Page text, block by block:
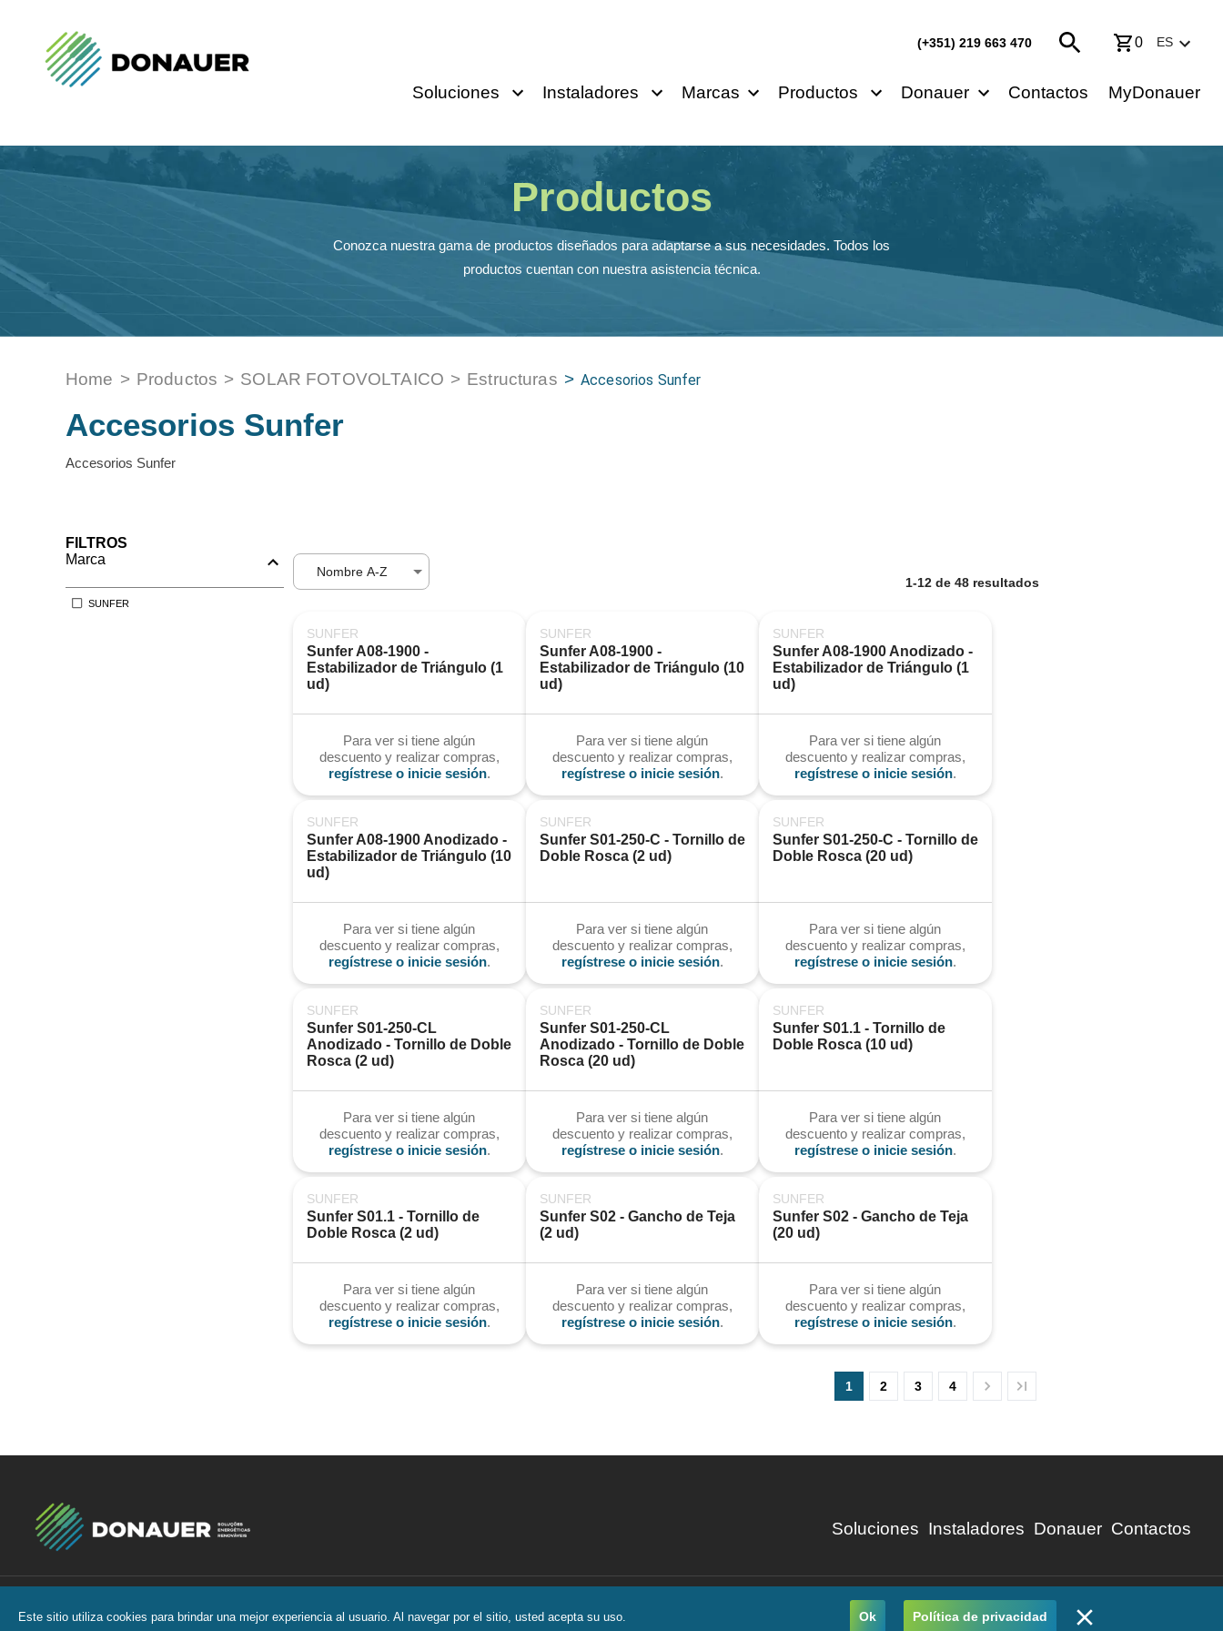
(+351) 219 663 470 0 ES
Soluciones Instaladores Marcas Productos Donauer Contactos MyDonauer
Productos
Conozca nuestra gama de productos diseñados para adaptarse a sus necesidades. Todos los
productos cuentan con nuestra asistencia técnica.
Home > Productos > SOLAR FOTOVOLTAICO > Estructuras > Accesorios Sunfer
Accesorios Sunfer
Accesorios Sunfer
FILTROS
Marca
SUNFER
Nombre A-Z
1-12 de 48 resultados
SUNFER
Sunfer A08-1900 -
Estabilizador de Triángulo (1
ud)
Para ver si tiene algún
descuento y realizar compras,
regístrese o inicie sesión.
SUNFER
Sunfer A08-1900 -
Estabilizador de Triángulo (10
ud)
Para ver si tiene algún
descuento y realizar compras,
regístrese o inicie sesión.
SUNFER
Sunfer A08-1900 Anodizado -
Estabilizador de Triángulo (1
ud)
Para ver si tiene algún
descuento y realizar compras,
regístrese o inicie sesión.
SUNFER
Sunfer A08-1900 Anodizado -
Estabilizador de Triángulo (10
ud)
Para ver si tiene algún
descuento y realizar compras,
regístrese o inicie sesión.
SUNFER
Sunfer S01-250-C - Tornillo de
Doble Rosca (2 ud)
Para ver si tiene algún
descuento y realizar compras,
regístrese o inicie sesión.
SUNFER
Sunfer S01-250-C - Tornillo de
Doble Rosca (20 ud)
Para ver si tiene algún
descuento y realizar compras,
regístrese o inicie sesión.
SUNFER
Sunfer S01-250-CL
Anodizado - Tornillo de Doble
Rosca (2 ud)
Para ver si tiene algún
descuento y realizar compras,
regístrese o inicie sesión.
SUNFER
Sunfer S01-250-CL
Anodizado - Tornillo de Doble
Rosca (20 ud)
Para ver si tiene algún
descuento y realizar compras,
regístrese o inicie sesión.
SUNFER
Sunfer S01.1 - Tornillo de
Doble Rosca (10 ud)
Para ver si tiene algún
descuento y realizar compras,
regístrese o inicie sesión.
SUNFER
Sunfer S01.1 - Tornillo de
Doble Rosca (2 ud)
Para ver si tiene algún
descuento y realizar compras,
regístrese o inicie sesión.
SUNFER
Sunfer S02 - Gancho de Teja
(2 ud)
Para ver si tiene algún
descuento y realizar compras,
regístrese o inicie sesión.
SUNFER
Sunfer S02 - Gancho de Teja
(20 ud)
Para ver si tiene algún
descuento y realizar compras,
regístrese o inicie sesión.
1 2 3 4
Soluciones Instaladores Donauer Contactos
Todos los derechos reservados 2026 libro de reclamaciones Condiciones Generales Código de Ética y Conducta
Este sitio utiliza cookies para brindar una mejor experiencia al usuario. Al navegar por el sitio, usted acepta su uso. Ok Política de privacidad